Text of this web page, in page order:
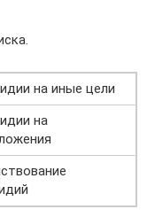
на иные цели
на